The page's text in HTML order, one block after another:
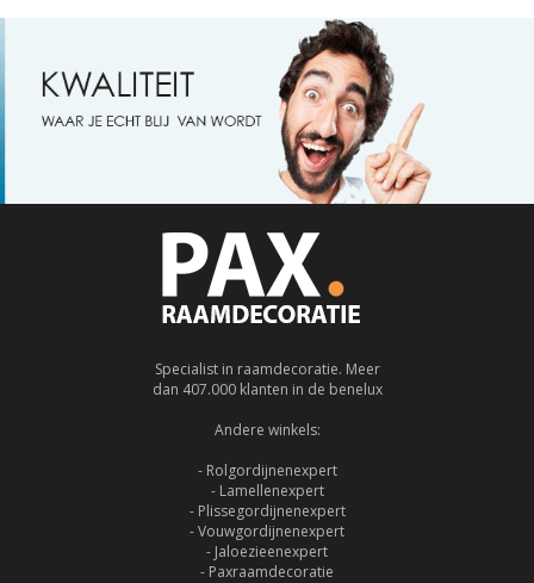
Specialist in raamdecoratie. Meer
dan 407.000 klanten in de benelux
Andere winkels:
- Rolgordijnenexpert
- Lamellenexpert
- Plissegordijnenexpert
- Vouwgordijnenexpert
- Jaloezieenexpert
- Paxraamdecoratie